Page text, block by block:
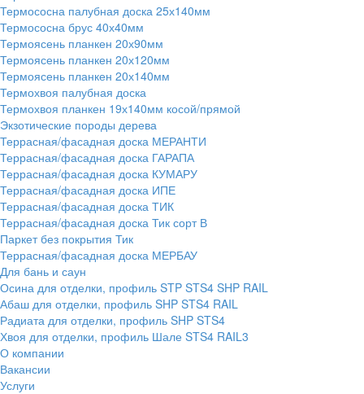
Термососна палубная доска 25х140мм
Термососна брус 40х40мм
Термоясень планкен 20х90мм
Термоясень планкен 20х120мм
Термоясень планкен 20х140мм
Термохвоя палубная доска
Термохвоя планкен 19х140мм косой/прямой
Экзотические породы дерева
Террасная/фасадная доска МЕРАНТИ
Террасная/фасадная доска ГАРАПА
Террасная/фасадная доска КУМАРУ
Террасная/фасадная доска ИПЕ
Террасная/фасадная доска ТИК
Террасная/фасадная доска Тик сорт В
Паркет без покрытия Тик
Террасная/фасадная доска МЕРБАУ
Для бань и саун
Осина для отделки, профиль STP STS4 SHP RAIL
Абаш для отделки, профиль SHP STS4 RAIL
Радиата для отделки, профиль SHP STS4
Хвоя для отделки, профиль Шале STS4 RAIL3
О компании
Вакансии
Услуги